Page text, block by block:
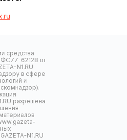
средства
62128 от
N1.RU
в сфере
и
разрешена
N1.RU